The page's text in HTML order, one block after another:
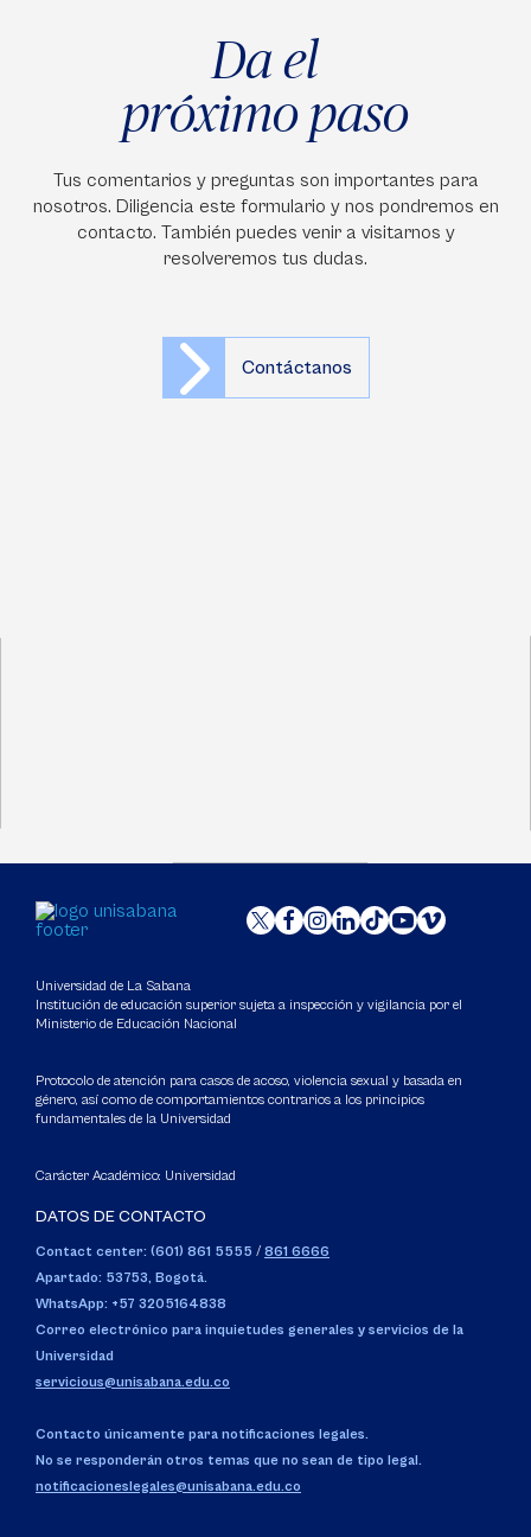
Da el
próximo paso
Tus comentarios y preguntas son importantes para
nosotros. Diligencia este formulario y nos pondremos en
contacto. También puedes venir a visitarnos y
resolveremos tus dudas.
Contáctanos
Universidad de La Sabana
Institución de educación superior sujeta a inspección y vigilancia por el
Ministerio de Educación Nacional
Protocolo de atención para casos de acoso, violencia sexual y basada en
género, así como de comportamientos contrarios a los principios
fundamentales de la Universidad
Carácter Académico: Universidad
DATOS DE CONTACTO
Contact center: (601) 861 5555 / 861 6666
Apartado: 53753, Bogotá.
WhatsApp: +57 3205164838
Correo electrónico para inquietudes generales y servicios de la
Universidad
servicious@unisabana.edu.co
Contacto únicamente para notificaciones legales.
No se responderán otros temas que no sean de tipo legal.
notificacioneslegales@unisabana.edu.co